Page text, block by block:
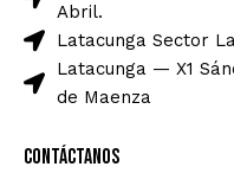
Abril.
Latacunga Sector
Latacunga — X1
de Maenza
Contáctanos